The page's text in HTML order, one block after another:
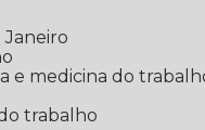
Janeiro
e medicina do
trabalho